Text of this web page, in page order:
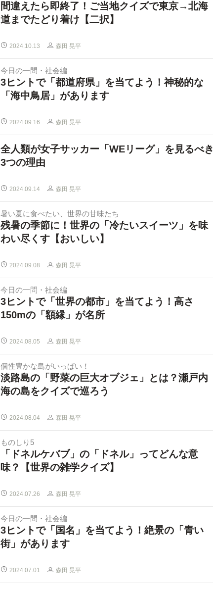
間違えたら即終了！ご当地クイズで東京→北海
道までたどり着け【二択】
2024.10.13 森田 晃平
今日の一問・社会編
3ヒントで「都道府県」を当てよう！神秘的な
「海中鳥居」があります
2024.09.16 森田 晃平
全人類が女子サッカー「WEリーグ」を見るべき
3つの理由
2024.09.14 森田 晃平
暑い夏に食べたい、世界の甘味たち
残暑の季節に！世界の「冷たいスイーツ」を味
わい尽くす【おいしい】
2024.09.08 森田 晃平
今日の一問・社会編
3ヒントで「世界の都市」を当てよう！高さ
150mの「額縁」が名所
2024.08.05 森田 晃平
個性豊かな島がいっぱい！
淡路島の「野菜の巨大オブジェ」とは？瀬戸内
海の島をクイズで巡ろう
2024.08.04 森田 晃平
ものしり5
「ドネルケバブ」の「ドネル」ってどんな意
味？【世界の雑学クイズ】
2024.07.26 森田 晃平
今日の一問・社会編
3ヒントで「国名」を当てよう！絶景の「青い
街」があります
2024.07.01 森田 晃平